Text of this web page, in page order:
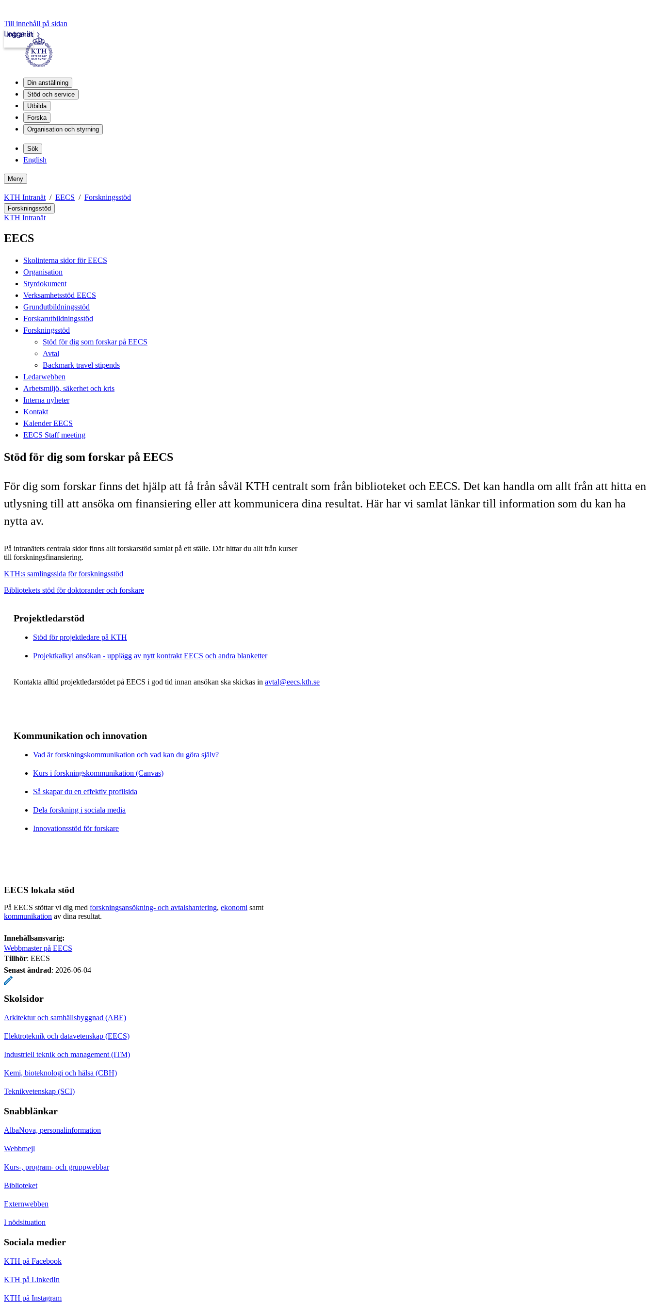
Till innehåll på sidan
Intranät
Logga in
Din anställning
Stöd och service
Utbilda
Forska
Organisation och styrning
Sök
English
Meny
KTH Intranät EECS Forskningsstöd
Forskningsstöd
KTH Intranät
EECS
Skolinterna sidor för EECS
Organisation
Styrdokument
Verksamhetsstöd EECS
Grundutbildningsstöd
Forskarutbildningsstöd
Forskningsstöd
Stöd för dig som forskar på EECS
Avtal
Backmark travel stipends
Ledarwebben
Arbetsmiljö, säkerhet och kris
Interna nyheter
Kontakt
Kalender EECS
EECS Staff meeting
Stöd för dig som forskar på EECS
För dig som forskar finns det hjälp att få från såväl KTH centralt som från biblioteket och EECS. Det kan handla om allt från att hitta en
utlysning till att ansöka om finansiering eller att kommunicera dina resultat. Här har vi samlat länkar till information som du kan ha
nytta av.
På intranätets centrala sidor finns allt forskarstöd samlat på ett ställe. Där hittar du allt från kurser
till forskningsfinansiering.
KTH:s samlingssida för forskningsstöd
Bibliotekets stöd för doktorander och forskare
Projektledarstöd
Stöd för projektledare på KTH
Projektkalkyl ansökan - upplägg av nytt kontrakt EECS och andra blanketter
Kontakta alltid projektledarstödet på EECS i god tid innan ansökan ska skickas in avtal@eecs.kth.se
Kommunikation och innovation
Vad är forskningskommunikation och vad kan du göra själv?
Kurs i forskningskommunikation (Canvas)
Så skapar du en effektiv profilsida
Dela forskning i sociala media
Innovationsstöd för forskare
EECS lokala stöd
På EECS stöttar vi dig med forskningsansökning- och avtalshantering, ekonomi samt
kommunikation av dina resultat.
Innehållsansvarig:
Webbmaster på EECS
Tillhör: EECS
Senast ändrad: 2026-06-04
Skolsidor
Arkitektur och samhällsbyggnad (ABE)
Elektroteknik och datavetenskap (EECS)
Industriell teknik och management (ITM)
Kemi, bioteknologi och hälsa (CBH)
Teknikvetenskap (SCI)
Snabblänkar
AlbaNova, personalinformation
Webbmejl
Kurs-, program- och gruppwebbar
Biblioteket
Externwebben
I nödsituation
Sociala medier
KTH på Facebook
KTH på LinkedIn
KTH på Instagram